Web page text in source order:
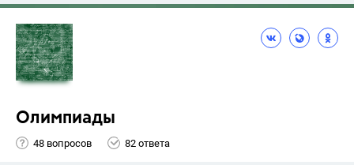
Олимпиады
48 вопросов 82 ответа